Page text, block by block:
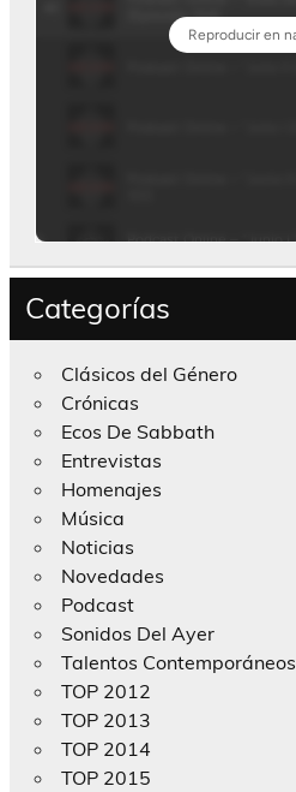
Categorías
Clásicos del Género
Crónicas
Ecos De Sabbath
Entrevistas
Homenajes
Música
Noticias
Novedades
Podcast
Sonidos Del Ayer
Talentos Contemporáneos
TOP 2012
TOP 2013
TOP 2014
TOP 2015